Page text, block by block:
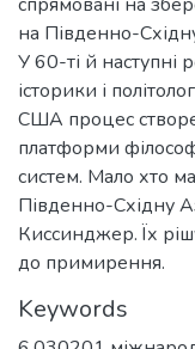
на Південно-
У 60-ті й наступні
історики і
США процес
платформи
систем. Мало хто
Південно-Східну
Киссинджер. Їх
до примирення.
Keywords